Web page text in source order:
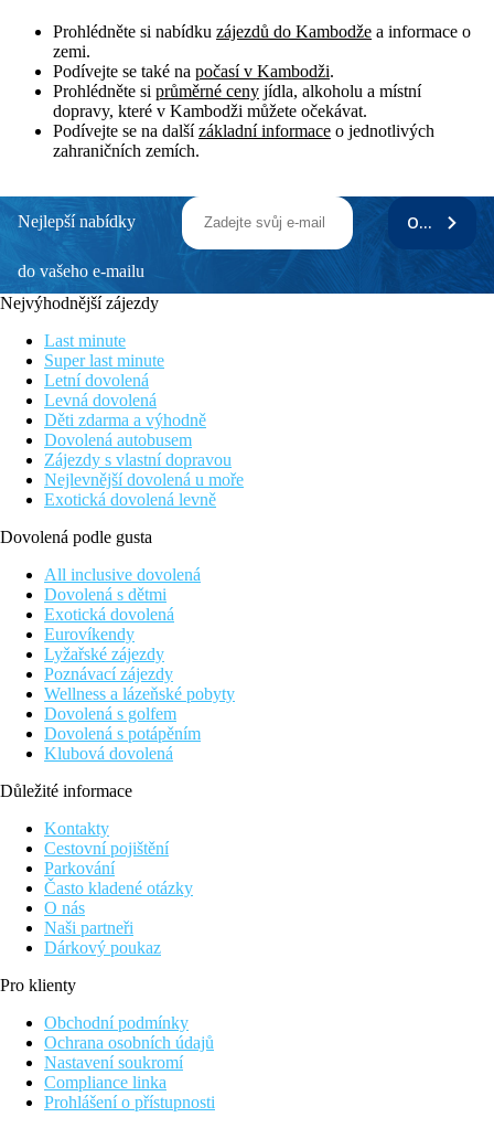
Prohlédněte si nabídku zájezdů do Kambodže a informace o
zemi.
Podívejte se také na počasí v Kambodži.
Prohlédněte si průměrné ceny jídla, alkoholu a místní
dopravy, které v Kambodži můžete očekávat.
Podívejte se na dalšízákladní informace o jednotlivých
zahraničních zemích.
Nejlepší nabídky
do vašeho e-mailu
ODEBÍRAT
Nejvýhodnější zájezdy
Last minute
Super last minute
Letní dovolená
Levná dovolená
Děti zdarma a výhodně
Dovolená autobusem
Zájezdy s vlastní dopravou
Nejlevnější dovolená u moře
Exotická dovolená levně
Dovolená podle gusta
All inclusive dovolená
Dovolená s dětmi
Exotická dovolená
Eurovíkendy
Lyžařské zájezdy
Poznávací zájezdy
Wellness a lázeňské pobyty
Dovolená s golfem
Dovolená s potápěním
Klubová dovolená
Důležité informace
Kontakty
Cestovní pojištění
Parkování
Často kladené otázky
O nás
Naši partneři
Dárkový poukaz
Pro klienty
Obchodní podmínky
Ochrana osobních údajů
Nastavení soukromí
Compliance linka
Prohlášení o přístupnosti